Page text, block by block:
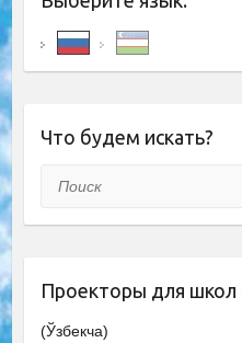
Что будем искать?
Поиск
Проекторы для школ
(Ўзбекча)